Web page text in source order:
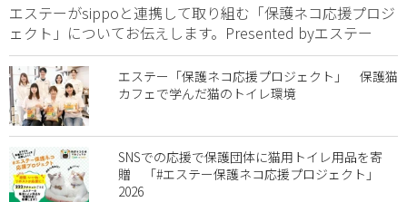
エステーがsippoと連携して取り組む「保護ネコ応援プロジ
ェクト」についてお伝えします。Presented byエステー
エステー「保護ネコ応援プロジェクト」 保護猫
カフェで学んだ猫のトイレ環境
SNSでの応援で保護団体に猫用トイレ用品を寄
贈 「#エステー保護ネコ応援プロジェクト」
2026